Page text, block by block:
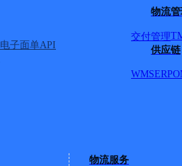
电子面单API
物流
交付管理
供应链
WMSERP
物流服务